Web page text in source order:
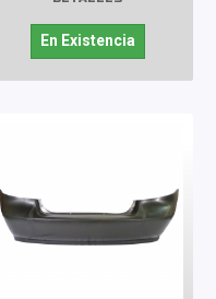
En Existencia